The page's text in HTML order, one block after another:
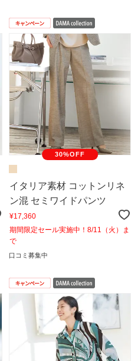
30%OFF
イタリア素材 コットンリネ
ン混 セミワイドパンツ
¥17,360
期間限定セール実施中！8/11（火）ま
で
口コミ募集中